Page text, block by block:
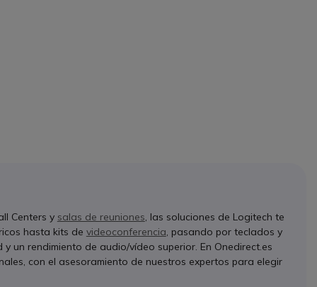
Centers y salas de reuniones, las soluciones de Logitech te
hasta kits de videoconferencia, pasando por teclados y
rendimiento de audio/vídeo superior. En Onedirect.es
con el asesoramiento de nuestros expertos para elegir